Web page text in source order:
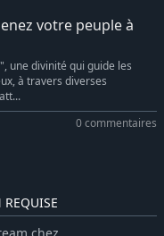
votre peuple à
une divinité qui guide les
à travers diverses
0 commentaires